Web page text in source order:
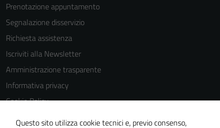
Prenotazione appuntamento
Segnalazione disservizio
Richiesta assistenza
Iscriviti alla Newsletter
Amministrazione trasparente
Informativa privacy
Cookie Policy
Media policy
Questo sito utilizza cookie tecnici e, previo consenso,